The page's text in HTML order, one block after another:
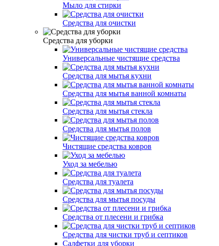
Мыло для стирки
Средства для очистки
Средства для уборки
Универсальные чистящие средства
Средства для мытья кухни
Средства для мытья ванной комнаты
Средства для мытья стекла
Средства для мытья полов
Чистящие средства ковров
Уход за мебелью
Средства для туалета
Средства для мытья посуды
Средства от плесени и грибка
Средства для чистки труб и септиков
Салфетки для уборки